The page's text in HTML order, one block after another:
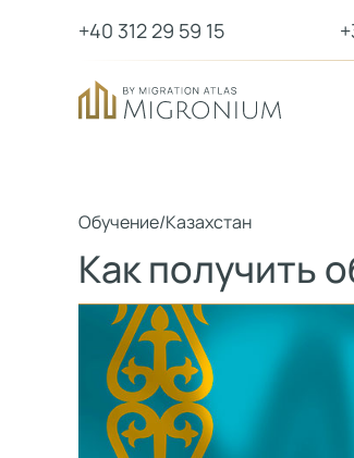
+40 312 29 59 15
Обучение/Казахстан
Как получить